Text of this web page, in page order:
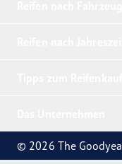
© 2026 The